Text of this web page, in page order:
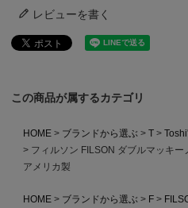
レビューを書く
この商品が属するカテゴリ
HOME ブランドから選ぶ T
フィルソン FILSON ダブルマッキ
アメリカ製
HOME ブランドから選ぶ F